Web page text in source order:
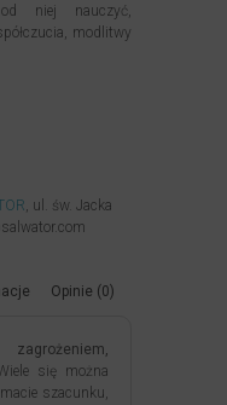
niej nauczyć,
modlitwy
, ul. św. Jacka
Opinie (0)
się można
szacunku,